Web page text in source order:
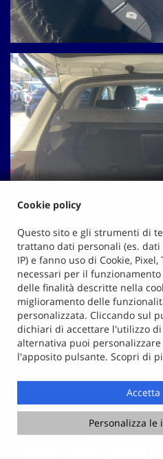
Calcola il
1.Quanto vuoi finanziare
€
Quante rate desideri
Chiama
Cookie policy
Questo sito e gli strumenti di
trattano dati personali (es.
IP) e fanno uso di Cookie,
necessari per il
delle finalità descritte nella
miglioramento delle
personalizzata. Cliccando sul
dichiari di accettare l'utilizzo
alternativa puoi
l'apposito pulsante. Scopri di
Personalizza le